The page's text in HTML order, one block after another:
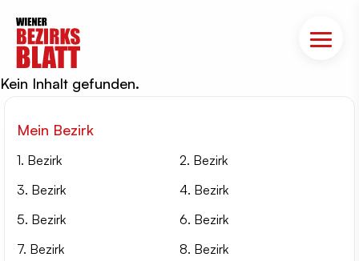
Kein Inhalt gefunden.
Mein Bezirk
1. Bezirk
2. Bezirk
3. Bezirk
4. Bezirk
5. Bezirk
6. Bezirk
7. Bezirk
8. Bezirk